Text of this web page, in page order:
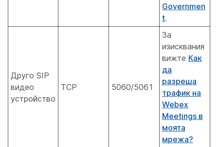
Governmen
t.
Друго SIP
видео
устройство
TCP 5060/5061
За
изисквания
вижте Как
да
разреша
трафик на
Webex
Meetings в
моята
мрежа?